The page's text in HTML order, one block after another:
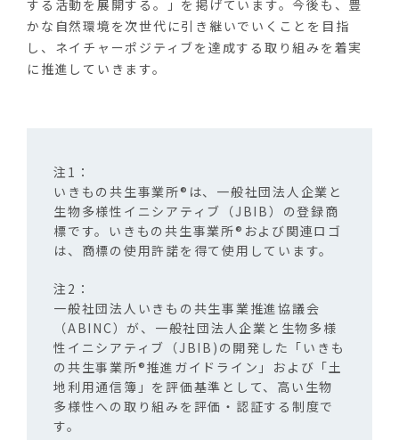
する活動を展開する。」を掲げています。今後も、豊
かな自然環境を次世代に引き継いでいくことを目指
し、ネイチャーポジティブを達成する取り組みを着実
に推進していきます。
いきもの共生事業所®は、一般社団法人企業と
生物多様性イニシアティブ（JBIB）の登録商
標です。いきもの共生事業所®および関連ロゴ
は、商標の使用許諾を得て使用しています。
一般社団法人いきもの共生事業推進協議会
（ABINC）が、一般社団法人企業と生物多様
性イニシアティブ（JBIB) の開発した「いきも
の共生事業所®推進ガイドライン」および「土
地利用通信簿」を評価基準として、高い生物
多様性への取り組みを評価・認証する制度で
す。